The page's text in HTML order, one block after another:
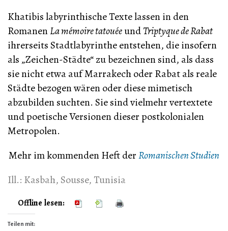
Khatibis labyrinthische Texte lassen in den
RomanenLa mémoire tatouéeundTriptyque de Rabat
ihrerseits Stadtlabyrinthe entstehen, die insofern
als „Zeichen-Städte“ zu bezeichnen sind, als dass
sie nicht etwa auf Marrakech oder Rabat als reale
Städte bezogen wären oder diese mimetisch
abzubilden suchten. Sie sind vielmehr vertextete
und poetische Versionen dieser postkolonialen
Metropolen.
Mehr im kommenden Heft derRomanischen Studien
Ill.: Kasbah, Sousse, Tunisia
Offline lesen:
Teilen mit: